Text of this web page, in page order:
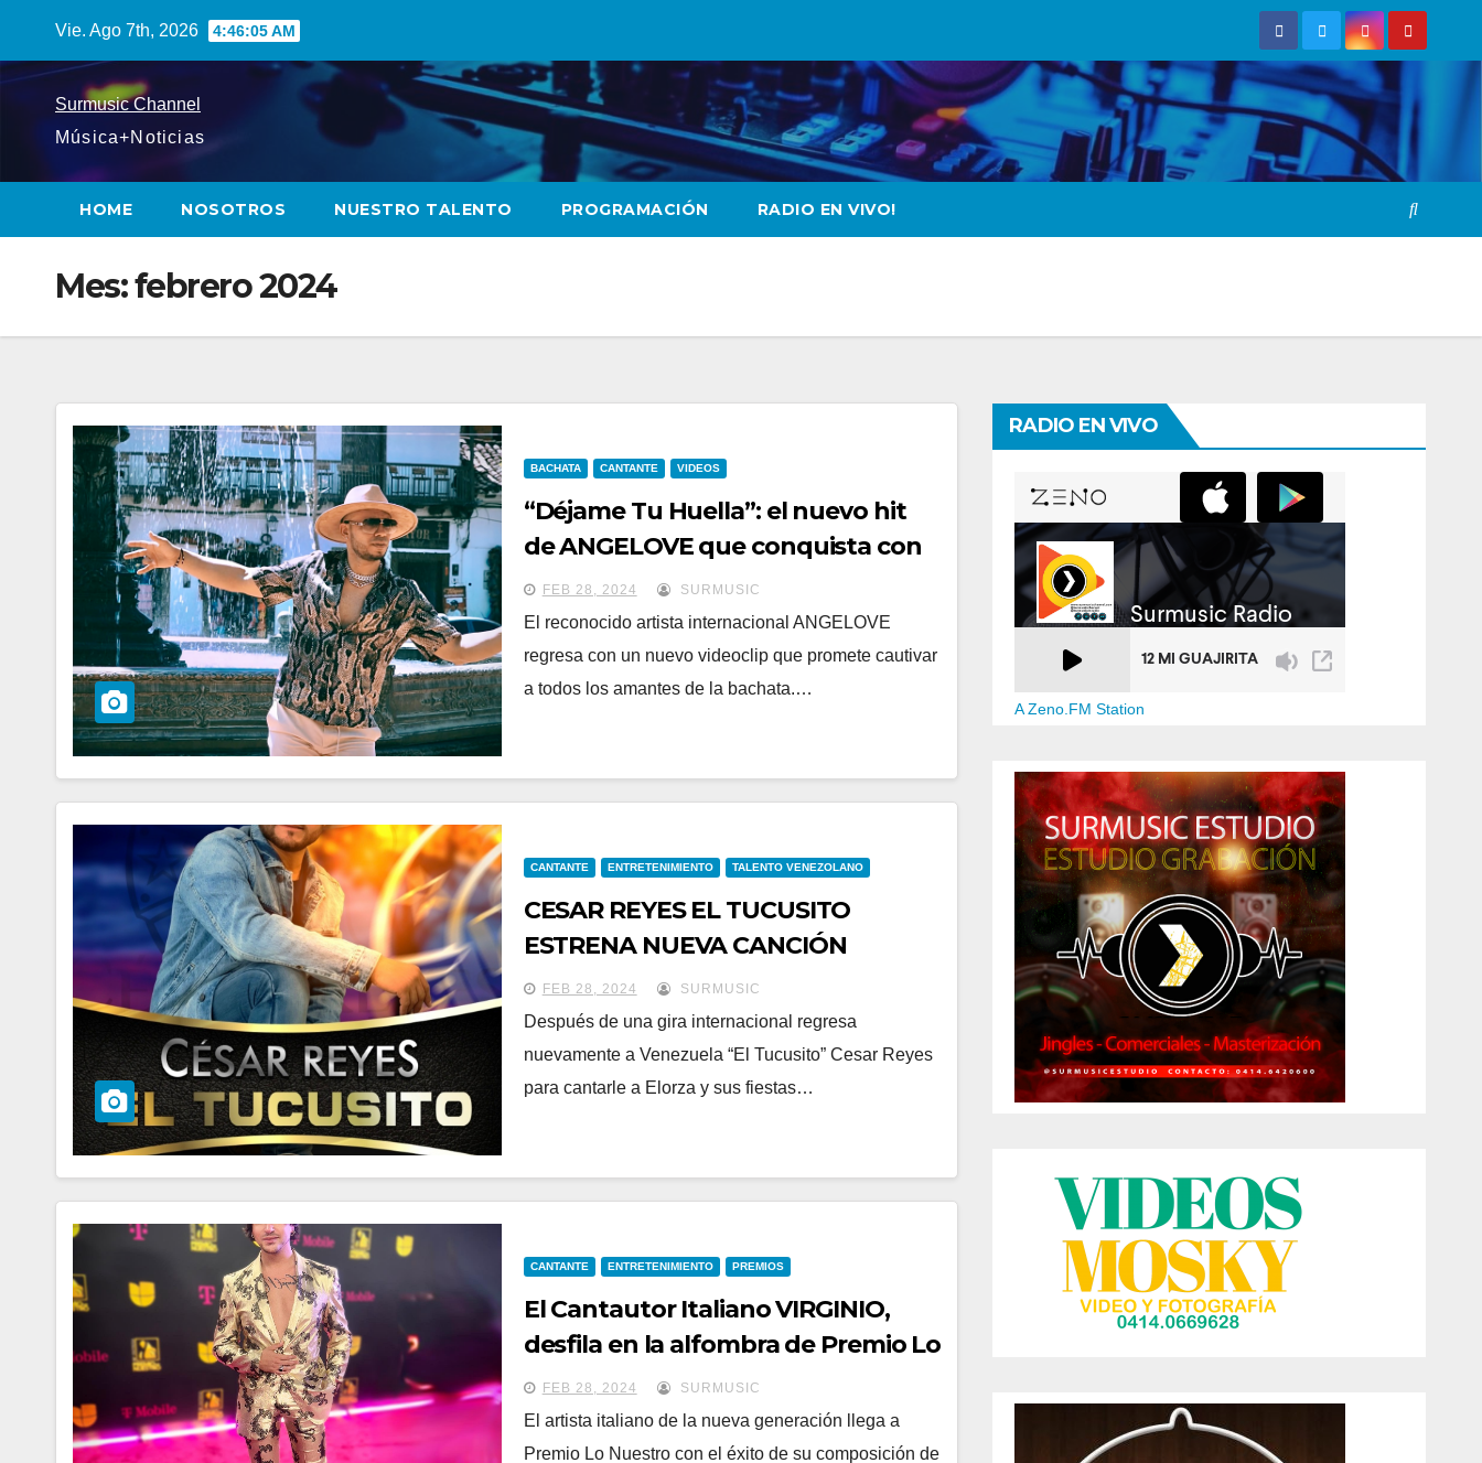
contenido
Vie. Ago 7th, 2026 4:46:06 AM
Surmusic Channel
Música+Noticias
HOME NOSOTROS NUESTRO TALENTO PROGRAMACIÓN RADIO EN VIVO!
Mes:febrero 2024
BACHATA CANTANTE VIDEOS
“Déjame Tu Huella”: el nuevo hit
de ANGELOVE que conquista con
su romántica bachata
FEB 28, 2024 SURMUSIC
El reconocido artista internacional ANGELOVE
regresa con un nuevo videoclip que promete cautivar
a todos los amantes de la bachata.…
CANTANTE ENTRETENIMIENTO TALENTO VENEZOLANO
CESAR REYES EL TUCUSITO
ESTRENA NUEVA CANCIÓN
“ELORZANEANDO” DEDICADA A
LAS FIESTAS DE ELORZA
FEB 28, 2024 SURMUSIC
Después de una gira internacional regresa
nuevamente a Venezuela “El Tucusito” Cesar Reyes
para cantarle a Elorza y sus fiestas…
CANTANTE ENTRETENIMIENTO PREMIOS
El Cantautor Italiano VIRGINIO,
desfila en la alfombra de Premio Lo
Nuestro anticipando una
importante gira en Miami y Ciudad
de México
FEB 28, 2024 SURMUSIC
El artista italiano de la nueva generación llega a
Premio Lo Nuestro con el éxito de su composición de
RADIO EN VIVO
A Zeno.FM Station